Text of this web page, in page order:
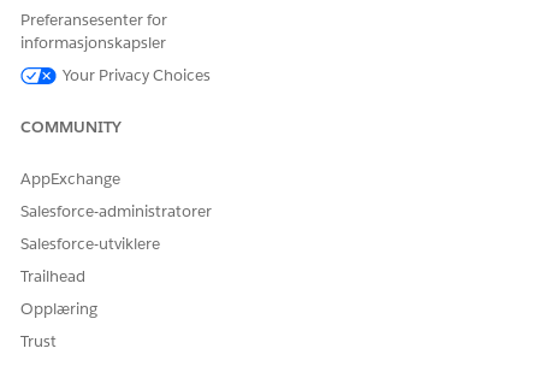
Kontroller at det installerte datasettet og detaljene for
datasettpakken er synlige.
For å sikre at alle tilknyttede datastrømmer og -
appstarteren.
hentes inn i Data 360.
HJALP DENNE ARTIKKELEN MED Å LØSE PROBLEMET DITT?
Preferansesenter for
informasjonskapsler
Your Privacy Choices
COMMUNITY
AppExchange
Salesforce-administratorer
Salesforce-utviklere
Trailhead
Opplæring
Trust